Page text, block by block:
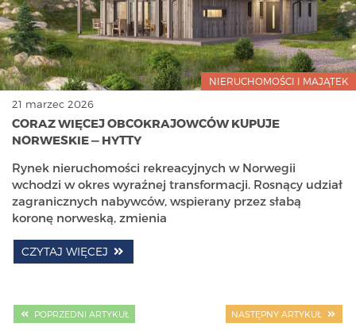
NIERUCHOMOŚCI I MAJĄTEK
21 marzec 2026
CORAZ WIĘCEJ OBCOKRAJOWCÓW KUPUJE
NORWESKIE — HYTTY
Rynek nieruchomości rekreacyjnych w Norwegii
wchodzi w okres wyraźnej transformacji. Rosnący udział
zagranicznych nabywców, wspierany przez słabą
koronę norweską, zmienia
CZYTAJ WIĘCEJ
POPRZEDNI ARTYKUŁ NASTĘPNY ARTYKUŁ